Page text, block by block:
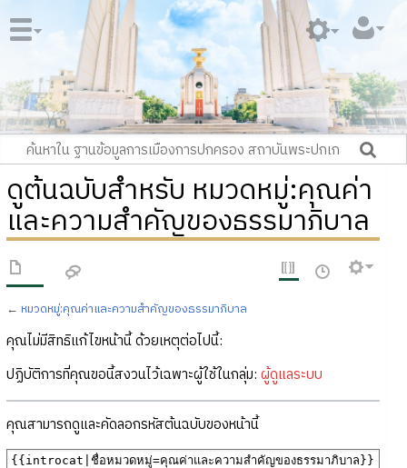
ดูต้นฉบับสำหรับ หมวดหมู่:คุณค่า
และความสำคัญของธรรมาภิบาล
← หมวดหมู่:คุณค่าและความสำคัญของธรรมาภิบาล
คุณไม่มีสิทธิแก้ไขหน้านี้ ด้วยเหตุต่อไปนี้:
ปฏิบัติการที่คุณขอนี้สงวนไว้เฉพาะผู้ใช้ในกลุ่ม: ผู้ดูแลระบบ
คุณสามารถดูและคัดลอกรหัสต้นฉบับของหน้านี้